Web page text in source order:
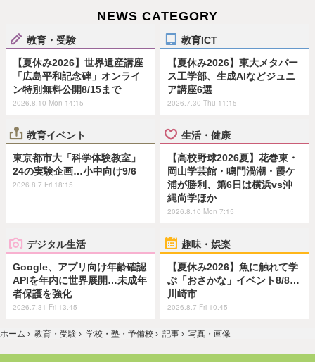
NEWS CATEGORY
教育・受験
【夏休み2026】世界遺産講座
「広島平和記念碑」オンライ
ン特別無料公開8/15まで
2026.8.10 Mon 14:15
教育ICT
【夏休み2026】東大メタバー
ス工学部、生成AIなどジュニ
ア講座6選
2026.7.30 Thu 11:15
教育イベント
東京都市大「科学体験教室」
24の実験企画…小中向け9/6
2026.8.7 Fri 18:15
生活・健康
【高校野球2026夏】花巻東・
岡山学芸館・鳴門渦潮・霞ケ
浦が勝利、第6日は横浜vs沖
縄尚学ほか
2026.8.10 Mon 7:15
デジタル生活
Google、アプリ向け年齢確認
APIを年内に世界展開…未成年
者保護を強化
2026.7.31 Fri 13:45
趣味・娯楽
【夏休み2026】魚に触れて学
ぶ「おさかな」イベント8/8…
川崎市
2026.8.7 Fri 10:45
ホーム › 教育・受験 › 学校・塾・予備校 › 記事 › 写真・画像